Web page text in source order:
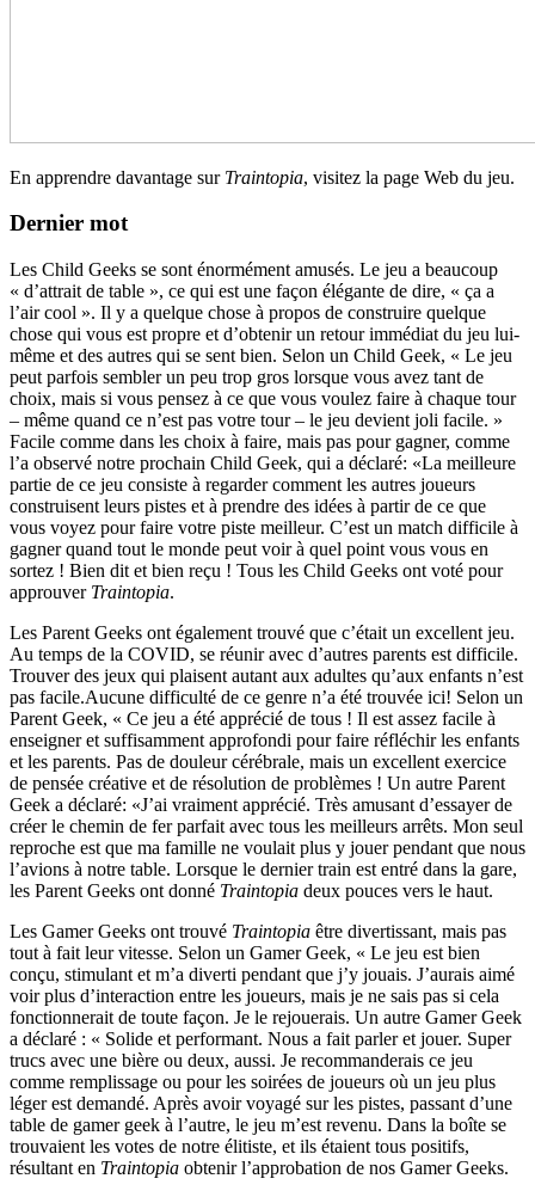
En apprendre davantage sur Traintopia, visitez la page Web du jeu.
Dernier mot
Les Child Geeks se sont énormément amusés. Le jeu a beaucoup
« d’attrait de table », ce qui est une façon élégante de dire, « ça a
l’air cool ». Il y a quelque chose à propos de construire quelque
chose qui vous est propre et d’obtenir un retour immédiat du jeu lui-
même et des autres qui se sent bien. Selon un Child Geek, « Le jeu
peut parfois sembler un peu trop gros lorsque vous avez tant de
choix, mais si vous pensez à ce que vous voulez faire à chaque tour
– même quand ce n’est pas votre tour – le jeu devient joli facile. »
Facile comme dans les choix à faire, mais pas pour gagner, comme
l’a observé notre prochain Child Geek, qui a déclaré: «La meilleure
partie de ce jeu consiste à regarder comment les autres joueurs
construisent leurs pistes et à prendre des idées à partir de ce que
vous voyez pour faire votre piste meilleur. C’est un match difficile à
gagner quand tout le monde peut voir à quel point vous vous en
sortez ! Bien dit et bien reçu ! Tous les Child Geeks ont voté pour
approuver Traintopia.
Les Parent Geeks ont également trouvé que c’était un excellent jeu.
Au temps de la COVID, se réunir avec d’autres parents est difficile.
Trouver des jeux qui plaisent autant aux adultes qu’aux enfants n’est
pas facile.Aucune difficulté de ce genre n’a été trouvée ici! Selon un
Parent Geek, « Ce jeu a été apprécié de tous ! Il est assez facile à
enseigner et suffisamment approfondi pour faire réfléchir les enfants
et les parents. Pas de douleur cérébrale, mais un excellent exercice
de pensée créative et de résolution de problèmes ! Un autre Parent
Geek a déclaré: «J’ai vraiment apprécié. Très amusant d’essayer de
créer le chemin de fer parfait avec tous les meilleurs arrêts. Mon seul
reproche est que ma famille ne voulait plus y jouer pendant que nous
l’avions à notre table. Lorsque le dernier train est entré dans la gare,
les Parent Geeks ont donné Traintopia deux pouces vers le haut.
Les Gamer Geeks ont trouvé Traintopia être divertissant, mais pas
tout à fait leur vitesse. Selon un Gamer Geek, « Le jeu est bien
conçu, stimulant et m’a diverti pendant que j’y jouais. J’aurais aimé
voir plus d’interaction entre les joueurs, mais je ne sais pas si cela
fonctionnerait de toute façon. Je le rejouerais. Un autre Gamer Geek
a déclaré : « Solide et performant. Nous a fait parler et jouer. Super
trucs avec une bière ou deux, aussi. Je recommanderais ce jeu
comme remplissage ou pour les soirées de joueurs où un jeu plus
léger est demandé. Après avoir voyagé sur les pistes, passant d’une
table de gamer geek à l’autre, le jeu m’est revenu. Dans la boîte se
trouvaient les votes de notre élitiste, et ils étaient tous positifs,
résultant en Traintopia obtenir l’approbation de nos Gamer Geeks.